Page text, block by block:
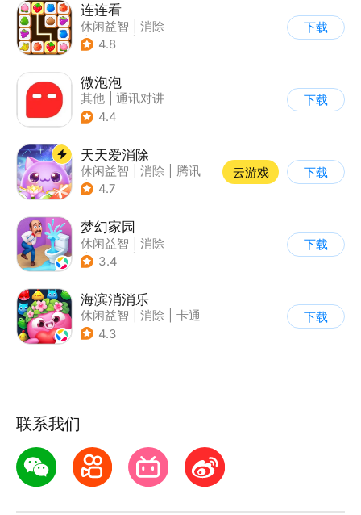
连连看
休闲益智
消除
| 多比特
4.8
下载
微泡泡
其他
通讯对讲
4.4
下载
天天爱消除
休闲益智 消除
腾讯
| 单机
4.7
云游戏 下载
梦幻家园
休闲益智
消除
| 女性向
3.4
下载
海滨消消乐
休闲益智 消除
卡通
| 乐元素
4.3
下载
联系我们